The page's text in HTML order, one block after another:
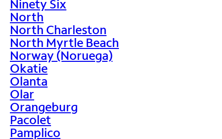
Ninety Six
North
North Charleston
North Myrtle Beach
Norway (Noruega)
Okatie
Olanta
Olar
Orangeburg
Pacolet
Pamplico